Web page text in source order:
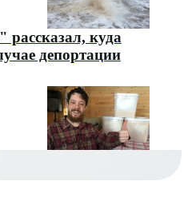
куда
депортации